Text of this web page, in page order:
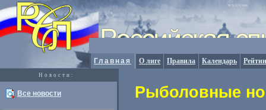
Главная О лиге Правила Календарь
Новости:
Все новости Рыболовные